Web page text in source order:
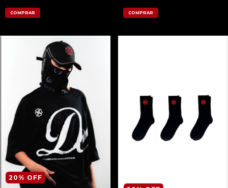
COMPRAR COMPRAR
20 % OFF